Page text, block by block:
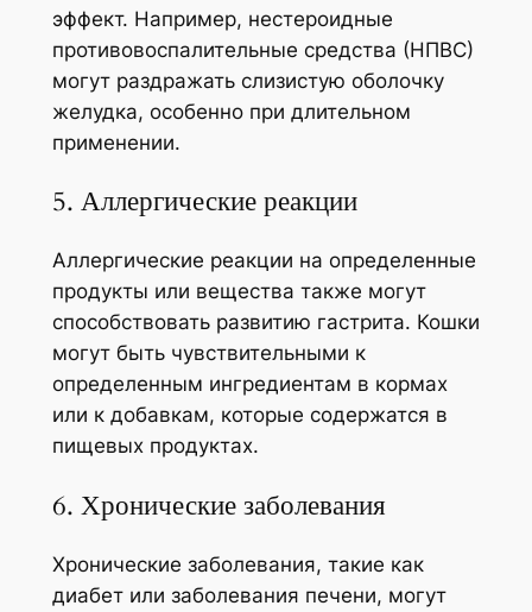
эффект. Например, нестероидные
противовоспалительные средства (НПВС)
могут раздражать слизистую оболочку
желудка, особенно при длительном
применении.
5. Аллергические реакции
Аллергические реакции на определенные
продукты или вещества также могут
способствовать развитию гастрита. Кошки
могут быть чувствительными к
определенным ингредиентам в кормах
или к добавкам, которые содержатся в
пищевых продуктах.
6. Хронические заболевания
Хронические заболевания, такие как
диабет или заболевания печени, могут